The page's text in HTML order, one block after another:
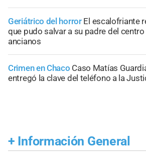
Geriátrico del horror El escalofriante
que pudo salvar a su padre del
ancianos
Crimen en Chaco Caso Matías
entregó la clave del teléfono a la
+ Información General